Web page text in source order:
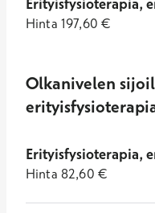
Hinta 197,60 €
Olkanivelen
Erityisfysioterapia,
Hinta 82,60 €